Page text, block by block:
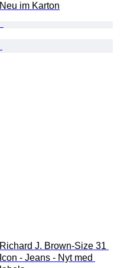
Neu im Karton
Richard J. Brown-Size 31
Icon - Jeans - Nyt med